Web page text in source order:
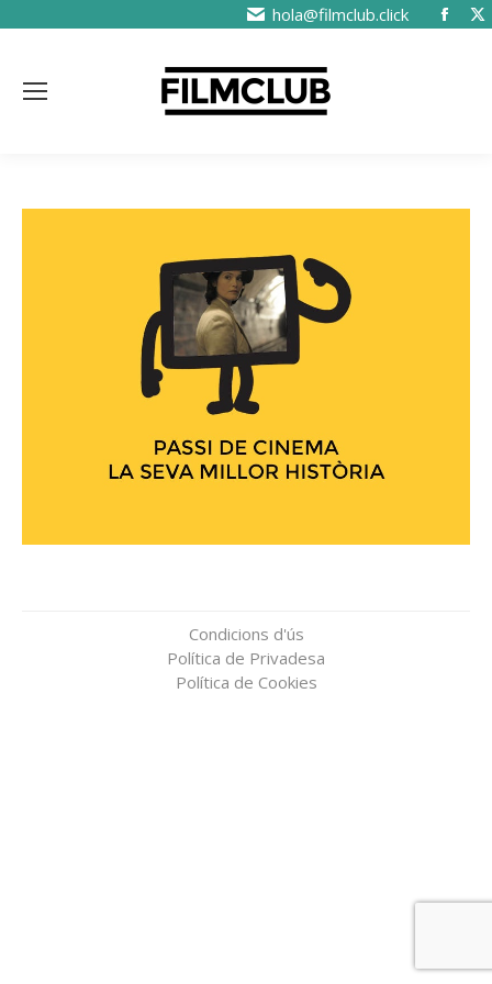
hola@filmclub.click
Condicions d'ús
Política de Privadesa
Política de Cookies